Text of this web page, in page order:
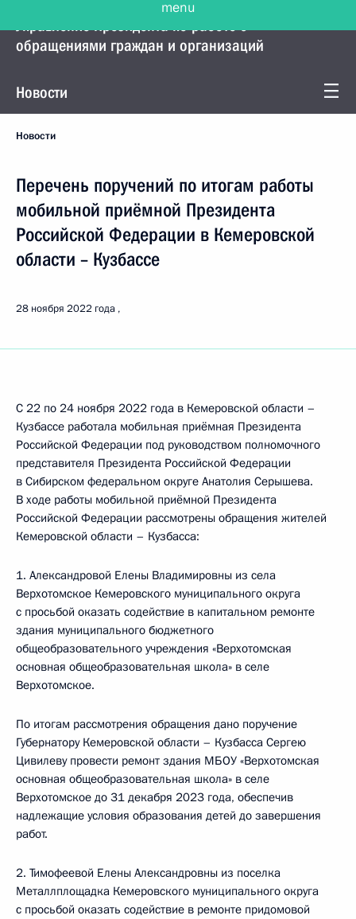
Управление Президента по работе с
обращениями граждан и организаций
Новости
Новости
Перечень поручений по итогам работы
мобильной приёмной Президента
Российской Федерации в Кемеровской
области – Кузбассе
28 ноября 2022 года
С 22 по 24 ноября 2022 года в Кемеровской области –
Кузбассе работала мобильная приёмная Президента
Российской Федерации под руководством полномочного
представителя Президента Российской Федерации
в Сибирском федеральном округе Анатолия Серышева.
В ходе работы мобильной приёмной Президента
Российской Федерации рассмотрены обращения жителей
Кемеровской области – Кузбасса:
1. Александровой Елены Владимировны из села
Верхотомское Кемеровского муниципального округа
с просьбой оказать содействие в капитальном ремонте
здания муниципального бюджетного
общеобразовательного учреждения «Верхотомская
основная общеобразовательная школа» в селе
Верхотомское.
По итогам рассмотрения обращения дано поручение
Губернатору Кемеровской области – Кузбасса Сергею
Цивилеву провести ремонт здания МБОУ «Верхотомская
основная общеобразовательная школа» в селе
Верхотомское до 31 декабря 2023 года, обеспечив
надлежащие условия образования детей до завершения
работ.
2. Тимофеевой Елены Александровны из поселка
Металлплощадка Кемеровского муниципального округа
с просьбой оказать содействие в ремонте придомовой